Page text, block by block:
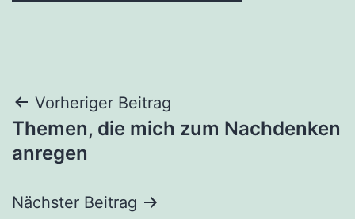
Beitragsnavigation
Vorheriger Beitrag
Themen, die mich zum Nachdenken
anregen
Nächster Beitrag